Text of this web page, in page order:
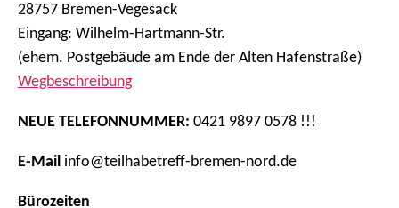
28757 Bremen-Vegesack
Eingang: Wilhelm-Hartmann-Str.
(ehem. Postgebäude am Ende der Alten Hafenstraße)
Wegbeschreibung
NEUE TELEFONNUMMER: 0421 9897 0578 !!!
E-Mail info@teilhabetreff-bremen-nord.de
Bürozeiten